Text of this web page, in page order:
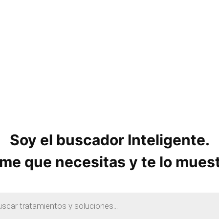
Soy el buscador Inteligente.
que necesitas y te lo